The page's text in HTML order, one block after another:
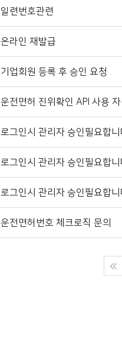
일련번호관련
온라인 재발급
기업회원 등록 후 승인 요청
운전면허 진위확인 API 사용
로그인시 관리자 승인필요합니
로그인시 관리자 승인필요합니
로그인시 관리자 승인필요합니
운전면허번호 체크로직 문의